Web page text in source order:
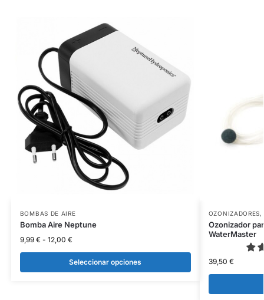
BOMBAS DE AIRE
Bomba Aire Neptune
9,99 € - 12,00 €
Seleccionar opciones
OZONIZADORES,
Ozonizador
WaterMaster
39,50 €